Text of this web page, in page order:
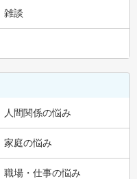
雑談
人間関係の悩み
家庭の悩み
職場・仕事の悩み